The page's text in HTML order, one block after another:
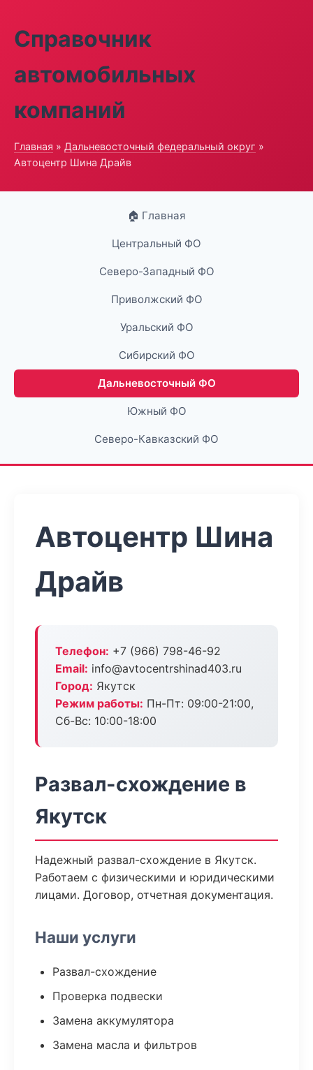
Справочник
автомобильных
компаний
Главная » Дальневосточный федеральный округ »
Автоцентр Шина Драйв
🏠 Главная
Центральный ФО
Северо-Западный ФО
Приволжский ФО
Уральский ФО
Сибирский ФО
Дальневосточный ФО
Южный ФО
Северо-Кавказский ФО
Автоцентр Шина
Драйв
Телефон: +7 (966) 798-46-92
Email: info@avtocentrshinad403.ru
Город: Якутск
Режим работы: Пн-Пт: 09:00-21:00,
Сб-Вс: 10:00-18:00
Развал-схождение в
Якутск
Надежный развал-схождение в Якутск.
Работаем с физическими и юридическими
лицами. Договор, отчетная документация.
Наши услуги
Развал-схождение
Проверка подвески
Замена аккумулятора
Замена масла и фильтров